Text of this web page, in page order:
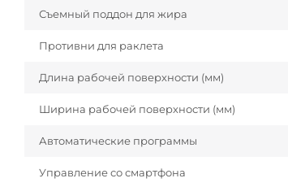
Съемный поддон для жира
Противни для раклета
Длина рабочей поверхности (мм)
Ширина рабочей поверхности (мм)
Автоматические программы
Управление со смартфона